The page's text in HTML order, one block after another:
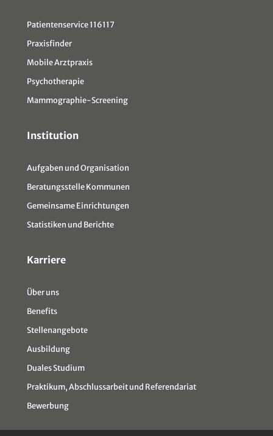
Patientenservice 116117
Praxisfinder
Mobile Arztpraxis
Psychotherapie
Mammographie-Screening
Institution
Aufgaben und Organisation
Beratungsstelle Kommunen
Gemeinsame Einrichtungen
Statistiken und Berichte
Karriere
Über uns
Benefits
Stellenangebote
Ausbildung
Duales Studium
Praktikum, Abschlussarbeit und Referendariat
Bewerbung